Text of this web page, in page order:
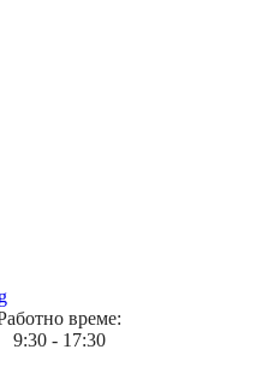
време:
9:30 - 17:30